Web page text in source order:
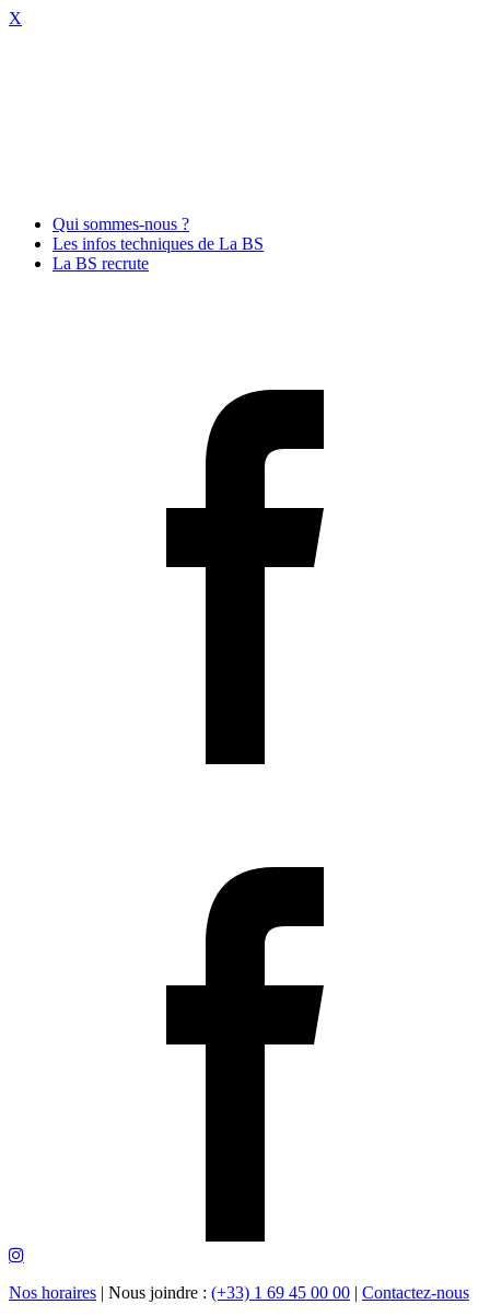
X
Qui sommes-nous ?
Les infos techniques de La BS
La BS recrute
Nos horaires | Nous joindre : (+33) 1 69 45 00 00 | Contactez-nous